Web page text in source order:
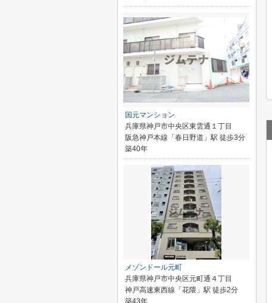
国元マンション
兵庫県神戸市中央区東雲通１丁目
阪急神戸本線「春日野道」駅 徒歩3分
築40年
メゾンドール元町
兵庫県神戸市中央区元町通４丁目
神戸高速東西線「花隈」駅 徒歩2分
築43年